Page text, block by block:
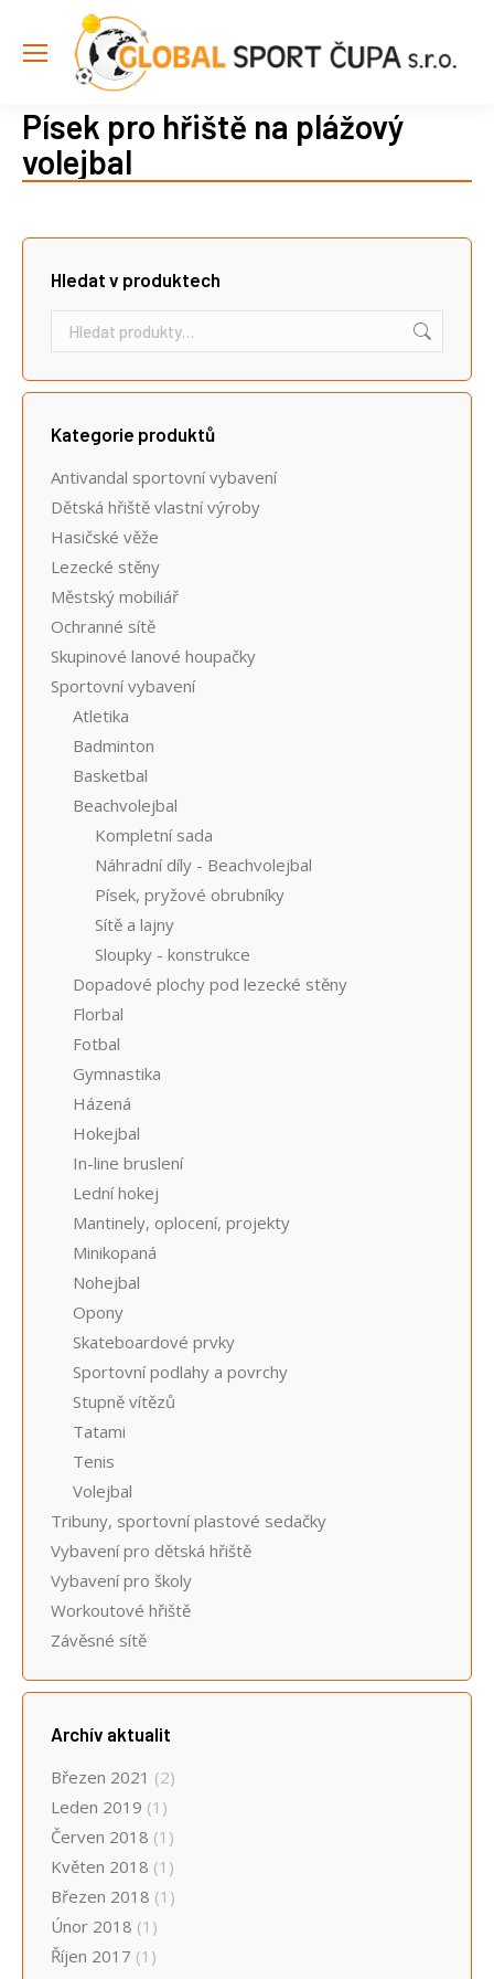
Písek pro hřiště na plážový
volejbal
Hledat v produktech
Kategorie produktů
Antivandal sportovní vybavení
Dětská hřiště vlastní výroby
Hasičské věže
Lezecké stěny
Městský mobiliář
Ochranné sítě
Skupinové lanové houpačky
Sportovní vybavení
Atletika
Badminton
Basketbal
Beachvolejbal
Kompletní sada
Náhradní díly - Beachvolejbal
Písek, pryžové obrubníky
Sítě a lajny
Sloupky - konstrukce
Dopadové plochy pod lezecké stěny
Florbal
Fotbal
Gymnastika
Házená
Hokejbal
In-line bruslení
Lední hokej
Mantinely, oplocení, projekty
Minikopaná
Nohejbal
Opony
Skateboardové prvky
Sportovní podlahy a povrchy
Stupně vítězů
Tatami
Tenis
Volejbal
Tribuny, sportovní plastové sedačky
Vybavení pro dětská hřiště
Vybavení pro školy
Workoutové hřiště
Závěsné sítě
Archív aktualit
Březen 2021 (2)
Leden 2019 (1)
Červen 2018 (1)
Květen 2018 (1)
Březen 2018 (1)
Únor 2018 (1)
Říjen 2017 (1)